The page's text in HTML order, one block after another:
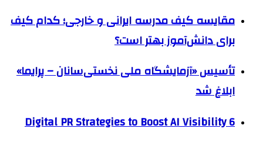
مقایسه کیف مدرسه ایرانی و خارجی؛ کدام کیف
برای دانش‌آموز بهتر است؟
تأسیس «آزمایشگاه ملی نخستی‌سانان – پرایما»
ابلاغ شد
6 Digital PR Strategies to Boost AI Visibility